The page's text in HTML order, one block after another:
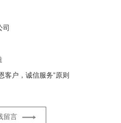
司
客户，诚信服务”原则
留言